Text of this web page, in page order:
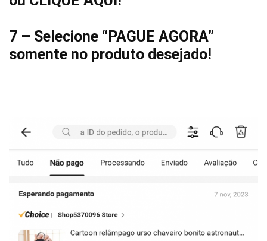
7 – Selecione “PAGUE AGORA”
somente no produto desejado!